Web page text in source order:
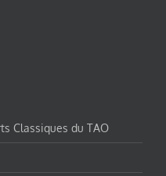
Classiques du TAO